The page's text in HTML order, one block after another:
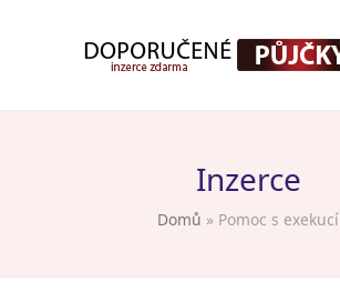
Inzerce
Domů » Pomoc s exekucí